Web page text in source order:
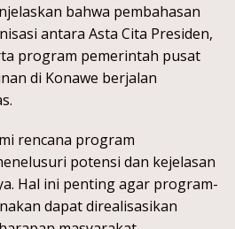
bahwa pembahasan
antara Asta Cita Presiden,
program pemerintah pusat
di Konawe berjalan
rencana program
potensi dan kejelasan
Hal ini penting agar program-
dapat direalisasikan